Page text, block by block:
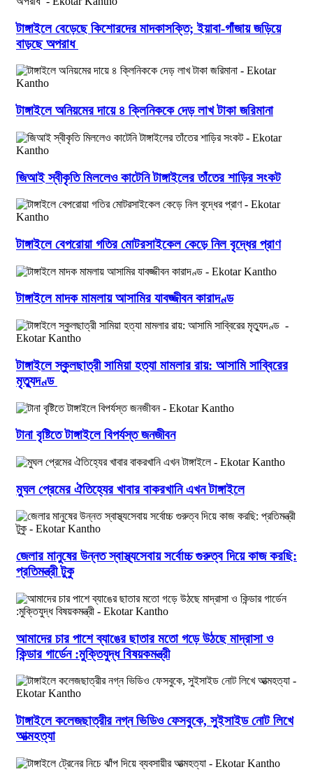
টাঙ্গাইলে বেড়েছে কিশোরদের মাদকাসক্তি; ইয়াবা-গাঁজায় জড়িয়ে
বাড়ছে অপরাধ
টাঙ্গাইলে অনিয়মের দায়ে ৪ ক্লিনিককে দেড় লাখ টাকা জরিমানা
জিআই স্বীকৃতি মিললেও কাটেনি টাঙ্গাইলের তাঁতের শাড়ির সংকট
টাঙ্গাইলে বেপরোয়া গতির মোটরসাইকেল কেড়ে নিল বৃদ্ধের প্রাণ
টাঙ্গাইলে মাদক মামলায় আসামির যাবজ্জীবন কারাদণ্ড
টাঙ্গাইলে স্কুলছাত্রী সামিয়া হত্যা মামলার রায়: আসামি সাব্বিরের
মৃত্যুদণ্ড
টানা বৃষ্টিতে টাঙ্গাইলে বিপর্যস্ত জনজীবন
মুঘল প্রেমের ঐতিহ্যের খাবার বাকরখানি এখন টাঙ্গাইলে
জেলার মানুষের উন্নত স্বাস্থ্যসেবায় সর্বোচ্চ গুরুত্ব দিয়ে কাজ করছি:
প্রতিমন্ত্রী টুকু
আমাদের চার পাশে ব্যাঙের ছাতার মতো গড়ে উঠছে মাদ্রাসা ও
কিন্ডার গার্ডেন :মুক্তিযুদ্ধ বিষয়কমন্ত্রী
টাঙ্গাইলে কলেজছাত্রীর নগ্ন ভিডিও ফেসবুকে, সুইসাইড নোট লিখে
আত্মহত্যা